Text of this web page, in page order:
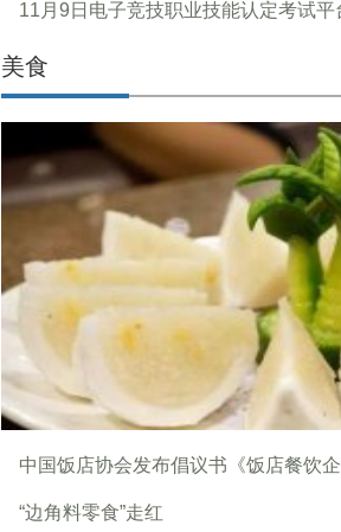
11月9日电子竞技职业技能认定考试平
美食
中国饭店协会发布倡议书《饭店餐饮
“边角料零食”走红